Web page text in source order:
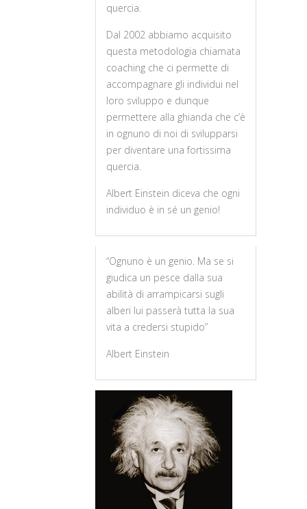
quercia.
Dal 2002 abbiamo acquisito
questa metodologia chiamata
coaching che ci permette di
accompagnare gli individui nel
loro sviluppo e dunque
permettere alla ghianda che c’è
in ognuno di noi di svilupparsi
per diventare una fortissima
quercia.
Albert Einstein diceva che ogni
individuo è in sé un genio!
“Ognuno è un genio. Ma se si
giudica un pesce dalla sua
abilità di arrampicarsi sugli
alberi lui passerà tutta la sua
vita a credersi stupido”
Albert Einstein